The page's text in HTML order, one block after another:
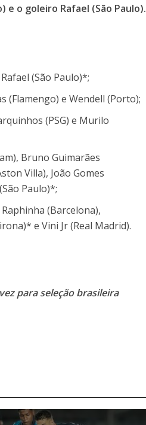
e o goleiro Rafael (São Paulo).
(São Paulo)*;
(Flamengo) e Wendell (Porto);
(PSG) e Murilo
Bruno Guimarães
Villa), João Gomes
Paulo)*;
(Barcelona),
e Vini Jr (Real Madrid).
para seleção brasileira